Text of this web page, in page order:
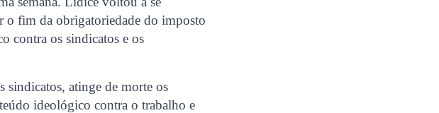
o fim da obrigatoriedade do imposto
contra os sindicatos e os
sindicatos, atinge de morte os
ideológico contra o trabalho e